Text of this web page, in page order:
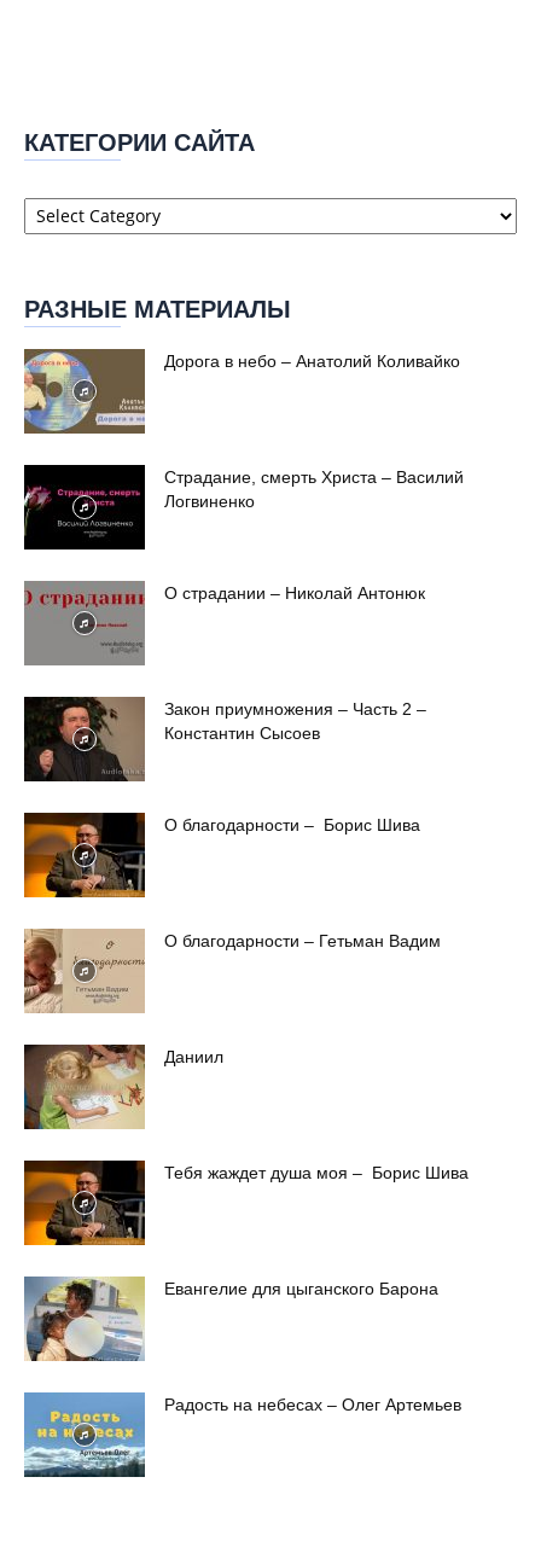
КАТЕГОРИИ САЙТА
Категории
сайта
РАЗНЫЕ МАТЕРИАЛЫ
Дорога в небо – Анатолий Коливайко
Страдание, смерть Христа – Василий
Логвиненко
О страдании – Николай Антонюк
Закон приумножения – Часть 2 –
Константин Сысоев
О благодарности – Борис Шива
О благодарности – Гетьман Вадим
Даниил
Тебя жаждет душа моя – Борис Шива
Евангелие для цыганского Барона
Радость на небесах – Олег Артемьев